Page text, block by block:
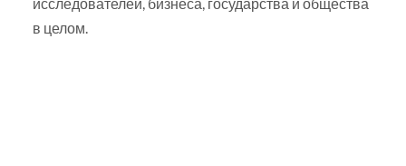
исследователей, бизнеса, государства и общества
в целом.